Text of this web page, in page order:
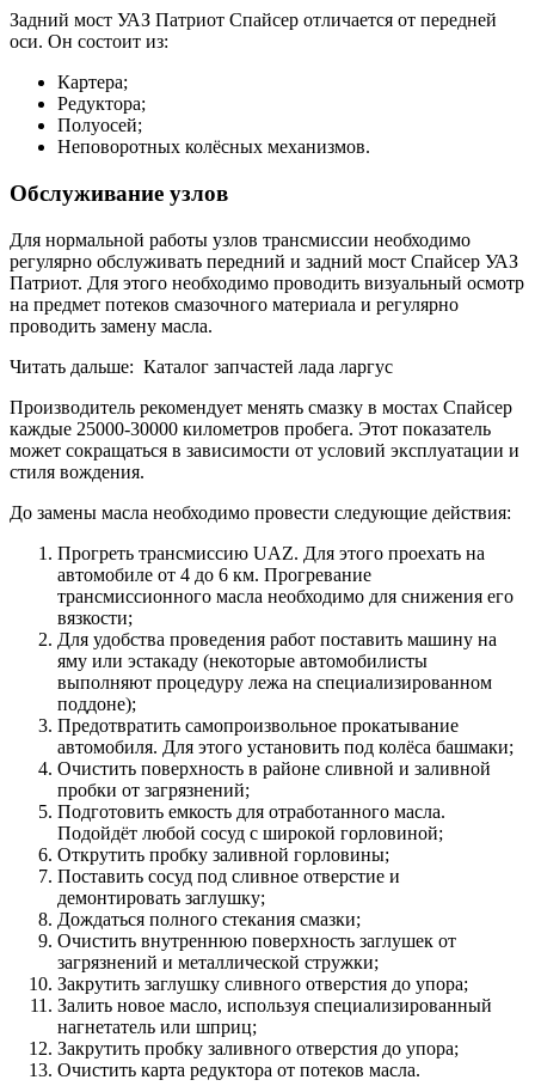
Задний мост УАЗ Патриот Спайсер отличается от передней
оси. Он состоит из:
Картера;
Редуктора;
Полуосей;
Неповоротных колёсных механизмов.
Обслуживание узлов
Для нормальной работы узлов трансмиссии необходимо
регулярно обслуживать передний и задний мост Спайсер УАЗ
Патриот. Для этого необходимо проводить визуальный осмотр
на предмет потеков смазочного материала и регулярно
проводить замену масла.
Читать дальше: Каталог запчастей лада ларгус
Производитель рекомендует менять смазку в мостах Спайсер
каждые 25000-30000 километров пробега. Этот показатель
может сокращаться в зависимости от условий эксплуатации и
стиля вождения.
До замены масла необходимо провести следующие действия:
Прогреть трансмиссию UAZ. Для этого проехать на
автомобиле от 4 до 6 км. Прогревание
трансмиссионного масла необходимо для снижения его
вязкости;
Для удобства проведения работ поставить машину на
яму или эстакаду (некоторые автомобилисты
выполняют процедуру лежа на специализированном
поддоне);
Предотвратить самопроизвольное прокатывание
автомобиля. Для этого установить под колёса башмаки;
Очистить поверхность в районе сливной и заливной
пробки от загрязнений;
Подготовить емкость для отработанного масла.
Подойдёт любой сосуд с широкой горловиной;
Открутить пробку заливной горловины;
Поставить сосуд под сливное отверстие и
демонтировать заглушку;
Дождаться полного стекания смазки;
Очистить внутреннюю поверхность заглушек от
загрязнений и металлической стружки;
Закрутить заглушку сливного отверстия до упора;
Залить новое масло, используя специализированный
нагнетатель или шприц;
Закрутить пробку заливного отверстия до упора;
Очистить карта редуктора от потеков масла.